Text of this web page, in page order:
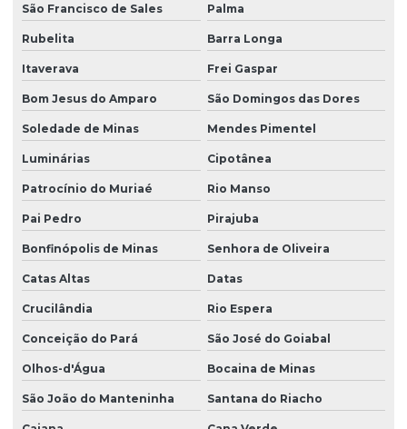
São Francisco de Sales Palma
Rubelita Barra Longa
Itaverava Frei Gaspar
Bom Jesus do Amparo São Domingos das Dores
Soledade de Minas Mendes Pimentel
Luminárias Cipotânea
Patrocínio do Muriaé Rio Manso
Pai Pedro Pirajuba
Bonfinópolis de Minas Senhora de Oliveira
Catas Altas Datas
Crucilândia Rio Espera
Conceição do Pará São José do Goiabal
Olhos-d'Água Bocaina de Minas
São João do Manteninha Santana do Riacho